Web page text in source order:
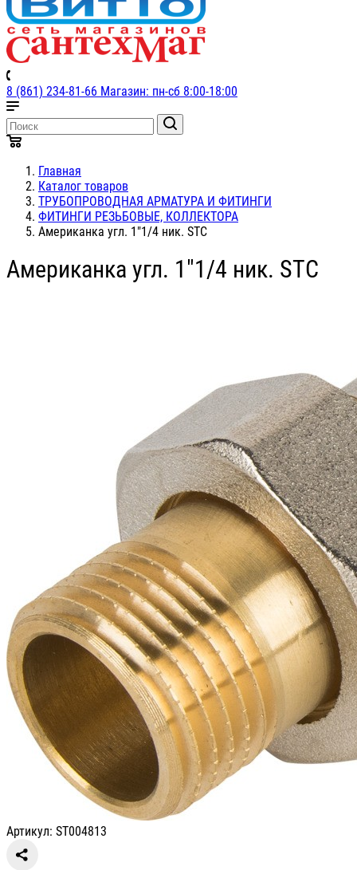
8 (861) 234-81-66 Магазин: пн-сб 8:00-18:00
Главная
Каталог товаров
ТРУБОПРОВОДНАЯ АРМАТУРА И ФИТИНГИ
ФИТИНГИ РЕЗЬБОВЫЕ, КОЛЛЕКТОРА
Американка угл. 1"1/4 ник. STC
Американка угл. 1"1/4 ник. STC
Артикул: ST004813